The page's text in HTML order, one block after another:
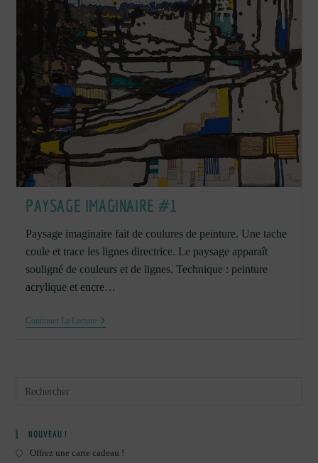
PAYSAGE IMAGINAIRE #1
Paysage imaginaire fait de coulures de peinture. Une tache
coule et trace les lignes directrice. Le paysage apparaît
souligné de couleurs et de lignes. Technique : peinture
acrylique et encre…
Continuer La LecturePaysage
NOUVEAU !
Offrez une carte cadeau !